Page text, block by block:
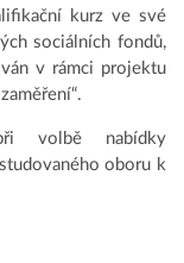
kurz ve své
sociálních fondů,
v rámci projektu
volbě nabídky
oboru k